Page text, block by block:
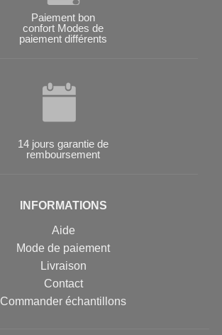
Paiement bon
confort Modes de
paiement différents
14 jours garantie de
remboursement
INFORMATIONS
Aide
Mode de paiement
Livraison
Contact
Commander échantillons